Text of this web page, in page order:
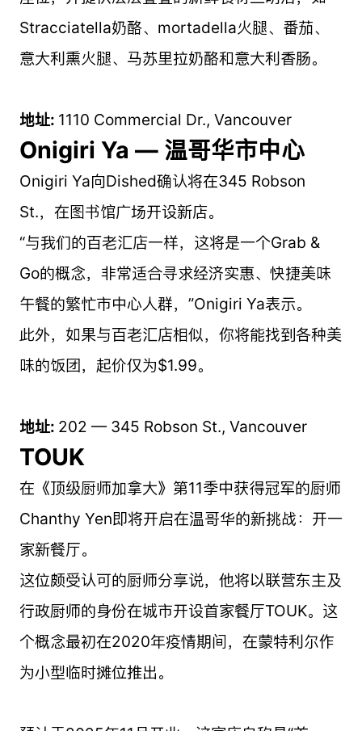
Stracciatella奶酪、mortadella火腿、番茄、
意大利熏火腿、马苏里拉奶酪和意大利香肠。
地址: 1110 Commercial Dr., Vancouver
Onigiri Ya — 温哥华市中心
Onigiri Ya向Dished确认将在345 Robson
St.，在图书馆广场开设新店。
“与我们的百老汇店一样，这将是一个Grab &
Go的概念，非常适合寻求经济实惠、快捷美味
午餐的繁忙市中心人群，”Onigiri Ya表示。
此外，如果与百老汇店相似，你将能找到各种美
味的饭团，起价仅为$1.99。
地址: 202 — 345 Robson St., Vancouver
TOUK
在《顶级厨师加拿大》第11季中获得冠军的厨师
Chanthy Yen即将开启在温哥华的新挑战：开一
家新餐厅。
这位颇受认可的厨师分享说，他将以联营东主及
行政厨师的身份在城市开设首家餐厅TOUK。这
个概念最初在2020年疫情期间，在蒙特利尔作
为小型临时摊位推出。